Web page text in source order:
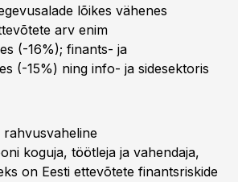
lõikes vähenes
arv enim
(-16%); finants- ja
(-15%) ning info- ja sidesektoris
koguja, töötleja ja vahendaja,
on Eesti ettevõtete finantsriskide